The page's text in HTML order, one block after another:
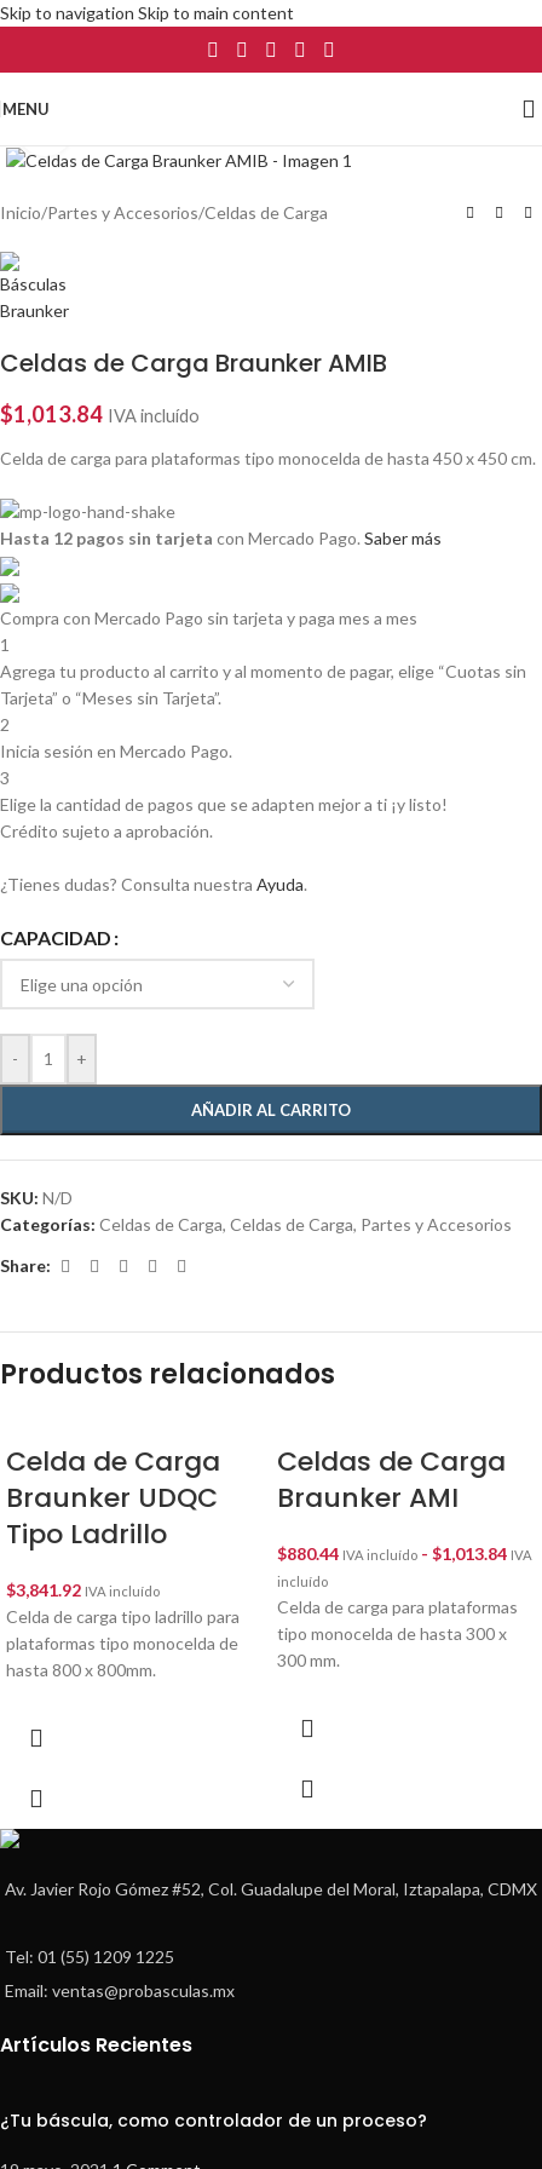
Skip to navigation Skip to main content
MENU
Inicio/Partes y Accesorios/Celdas de Carga
Celdas de Carga Braunker AMIB
$1,013.84 IVA incluído
Celda de carga para plataformas tipo monocelda de hasta 450 x 450 cm.
Hasta 12 pagos sin tarjeta con Mercado Pago. Saber más
Compra con Mercado Pago sin tarjeta y paga mes a mes
1
Agrega tu producto al carrito y al momento de pagar, elige “Cuotas sin
Tarjeta” o “Meses sin Tarjeta”.
2
Inicia sesión en Mercado Pago.
3
Elige la cantidad de pagos que se adapten mejor a ti ¡y listo!
Crédito sujeto a aprobación.
¿Tienes dudas? Consulta nuestra Ayuda.
CAPACIDAD
- +
AÑADIR AL CARRITO
SKU: N/D
Categorías: Celdas de Carga, Celdas de Carga, Partes y Accesorios
Share:
Productos relacionados
Celda de Carga
Braunker UDQC
Tipo Ladrillo
$3,841.92 IVA incluído
Celda de carga tipo ladrillo para
plataformas tipo monocelda de
hasta 800 x 800mm.
Celdas de Carga
Braunker AMI
$880.44 IVA incluído - $1,013.84 IVA
incluído
Celda de carga para plataformas
tipo monocelda de hasta 300 x
300 mm.
Av. Javier Rojo Gómez #52, Col. Guadalupe del Moral, Iztapalapa, CDMX
Tel: 01 (55) 1209 1225
Email: ventas@probasculas.mx
Artículos Recientes
¿Tu báscula, como controlador de un proceso?